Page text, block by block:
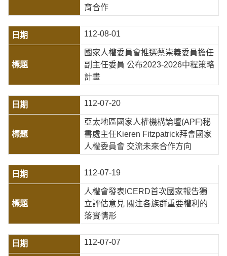
育合作
112-08-01
國家人權委員會推選蔡崇義委員擔任
副主任委員 公布2023-2026中程策略
計畫
112-07-20
亞太地區國家人權機構論壇(APF)秘
書處主任Kieren Fitzpatrick拜會國家
人權委員會 交流未來合作方向
112-07-19
人權會發表ICERD首次國家報告獨
立評估意見 關注各族群重要權利的
落實情形
112-07-07